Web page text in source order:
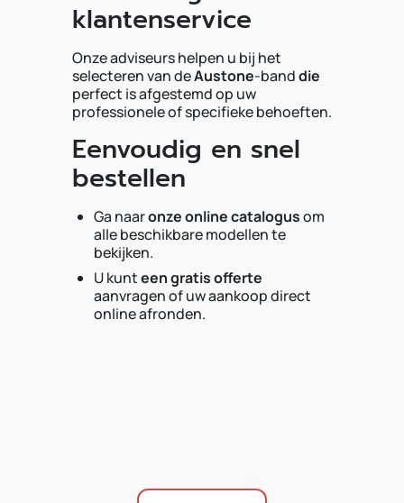
klantenservice
Onze adviseurs helpen u bij het
selecteren van deAustone-banddie
perfect is afgestemd op uw
professionele of specifieke behoeften.
Eenvoudig en snel
bestellen
Ga naaronze online catalogusom
alle beschikbare modellen te
bekijken.
U kunteen gratis offerte
aanvragen of uw aankoop direct
online afronden.